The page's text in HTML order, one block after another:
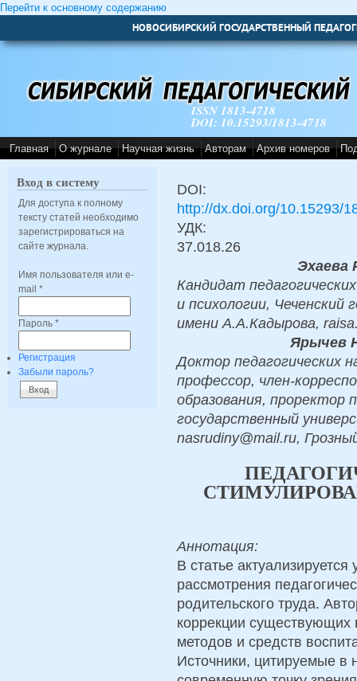
Перейти к основному содержанию
НОВОСИБИРСКИЙ ГОСУДАРСТВЕННЫЙ
ISSN 1813-4718
DOI: 10.15293/1813-4718
Главная О журнале Научная жизнь Авторам Архив номеров
Вход в систему
Для доступа к полному
тексту статей необходимо
зарегистрироваться на
сайте журнала.
Имя пользователя или e-
mail *
Пароль *
Регистрация
Забыли пароль?
DOI:
http://dx.doi.org/10.15293/
УДК:
37.018.26
Эхаева
Кандидат
и психологии, Чеченский
имени А.А.Кадырова,
Ярычев
Доктор педагогических
профессор, член-
образования, проректор
государственный
nasrudiny@mail.ru,
Аннотация:
В статье
рассмотрения
родительского труда.
коррекции
методов и средств
Источники, цитируемые в